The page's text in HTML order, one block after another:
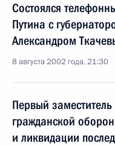
Состоялся
Путина с
Александром
8 августа 2002 года, 21:30
Первый
гражданской
и ликвидации